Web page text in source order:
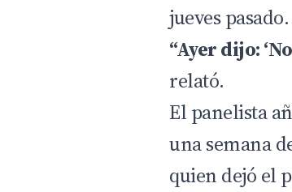
jueves pasado.
“Ayer dijo:
relató.
El panelista
una semana
quien dejó el